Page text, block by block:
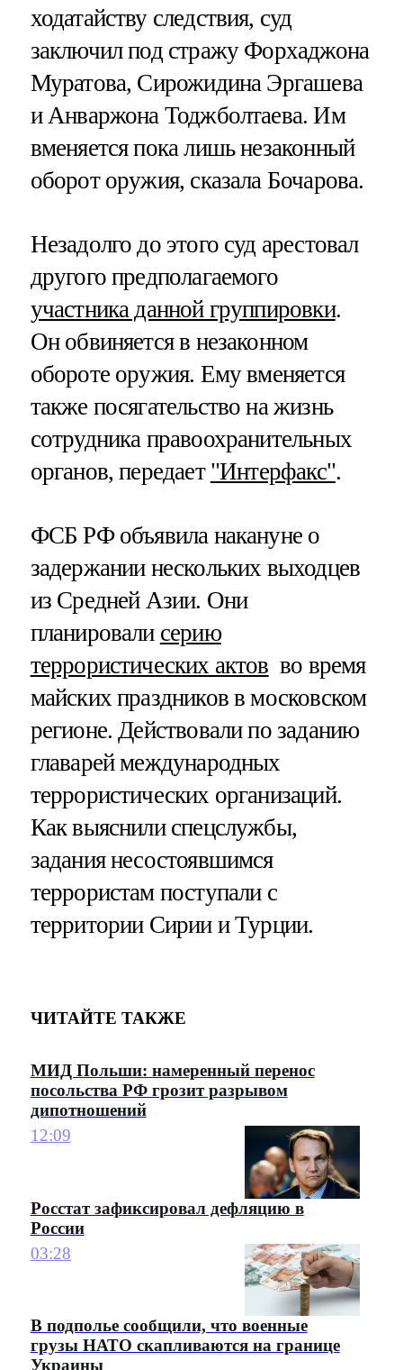
ходатайству следствия, суд
заключил под стражу Форхаджона
Муратова, Сирожидина Эргашева
и Анваржона Тоджболтаева. Им
вменяется пока лишь незаконный
оборот оружия, сказала Бочарова.
Незадолго до этого суд арестовал
другого предполагаемого
участника данной группировки.
Он обвиняется в незаконном
обороте оружия. Ему вменяется
также посягательство на жизнь
сотрудника правоохранительных
органов, передает "Интерфакс".
ФСБ РФ объявила накануне о
задержании нескольких выходцев
из Средней Азии. Они
планировали серию
террористических актов во время
майских праздников в московском
регионе. Действовали по заданию
главарей международных
террористических организаций.
Как выяснили спецслужбы,
задания несостоявшимся
террористам поступали с
территории Сирии и Турции.
ЧИТАЙТЕ ТАКЖЕ
МИД Польши: намеренный перенос
посольства РФ грозит разрывом
дипотношений
12:09
Росстат зафиксировал дефляцию в
России
03:28
В подполье сообщили, что военные
грузы НАТО скапливаются на границе
Украины